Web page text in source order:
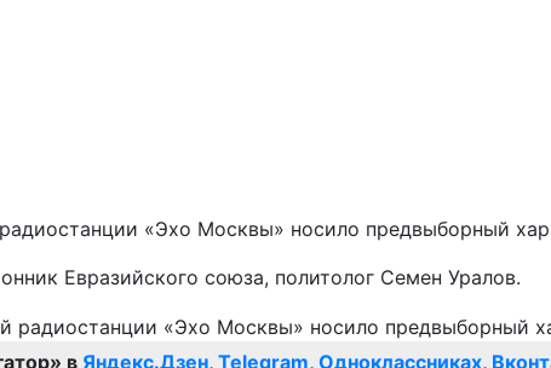
«Эхо Москвы» носило предвыборный
Евразийского союза, политолог Семен Уралов.
в Яндекс.Дзен, Telegram, Одноклассниках,